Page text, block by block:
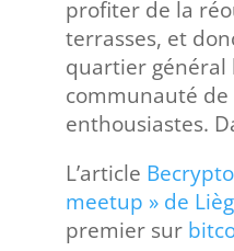
profiter de la
terrasses, et
quartier général
communauté
enthousiastes.
L’article
meetup » de
premier sur